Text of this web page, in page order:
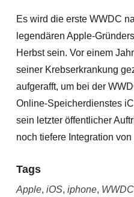
Es wird die erste WWDC
legendären Apple-
Herbst sein. Vor einem
seiner Krebserkrankung
aufgerafft, um bei der
Online-Speicherdienstes
sein letzter öffentlicher
noch tiefere Integration
Tags
Apple, iOS, iphone, WWDC